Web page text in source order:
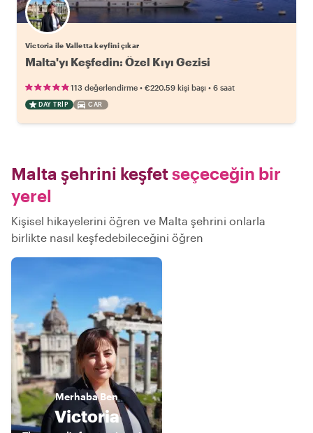
Victoria ile Valletta keyfini çıkar
Malta'yı Keşfedin: Özel Kıyı Gezisi
113 değerlendirme • €220.59 kişi başı • 6 saat
DAY TRIP CAR
Malta şehrini keşfetseçeceğin bir
yerel
Kişisel hikayelerini öğren ve Malta şehrini onlarla
birlikte nasıl keşfedebileceğini öğren
Merhaba Ben
Victoria